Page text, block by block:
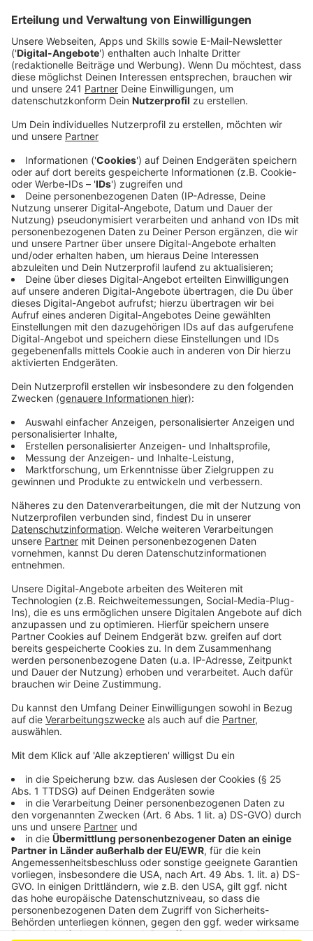
Anzeige
Anzeige
Rund zwei Stunden lang werden sich Mitarbeiter des
kommunalen Ordnungsdienstes am 15ten März Zeit
Menschen zur Ordnung und Sicherheit im Stadtteil
Wiesdorf anzuhören. Wer hier etwas loswerden
möchte braucht dafür keinen Termin, sondern kann
einfach vorbeikommen, und zwar im Stadtteilladen auf
der Breidenbachstraße.
Anzeige
Vorherige Veranstaltungen gut besucht
Anzeige
Interessierte sollten allerdings Wartezeit mitbringen,
sagt die Stadt. Ein ähnliches Angebot hatte es bereits
Ende letzten Jahres gegeben – in Form von
gemeinsamen Bürgersprechstunden von Polizei und
KOD. Laut Stadt sei das Angebot rege genutzt
worden. Die häufigsten Themen waren unter anderem
die Vermüllung in der Innenstadt, Lärmbelästigungen
und fehlende Beleuchtung.
Anzeige
Mehr Meldungen aus Leverkusen
Anzeige
Zahlen zeigen: Radio Leverkusen ist Eure Nummer 1!
Die Quettinger Straße in Leverkusen ist ein
Wohnungen an Leverkusener Windthorststraße sind
jetzt klimasaniert
Anzeige